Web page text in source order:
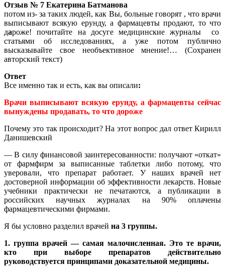
Отзыв № 7 Екатерина Батманова
потом из- за таких людей, как Вы, больные говорят , что врачи
выписывают всякую ерунду, а фармацевты продают, то что
дароже! почитайте на досуге медицинские журналы со
статьями об исследованиях, а уже потом публично
высказывайте свое необъективное мнение!… (Сохранен
авторский текст)
Ответ
Все именно так и есть, как вы описали:
Врачи выписывают всякую ерунду, а фармацевты сейчас
вынуждены продавать, то что дороже
Почему это так происходит? На этот вопрос дал ответ Кирилл
Данишевский
— В силу финансовой заинтересованности: получают «откат»
от фармфирм за выписанные таблетки либо потому, что
уверовали, что препарат работает. У наших врачей нет
достоверной информации об эффективности лекарств. Новые
учебники практически не печатаются, а публикации в
российских научных журналах на 90% оплачены
фармацевтическими фирмами.
Я бы условно разделил врачей на 3 группы.
1. группа врачей — самая малочисленная. Это те врачи,
кто при выборе препаратов действительно
руководствуется принципами доказательной медицины.